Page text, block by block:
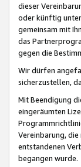
dieser
oder künftig
gemeinsam mit
das
gegen die
Wir dürfen
sicherzustellen,
Mit Beendigung
eingeräumten
Vereinbarung,
entstandenen
begangen wurde.